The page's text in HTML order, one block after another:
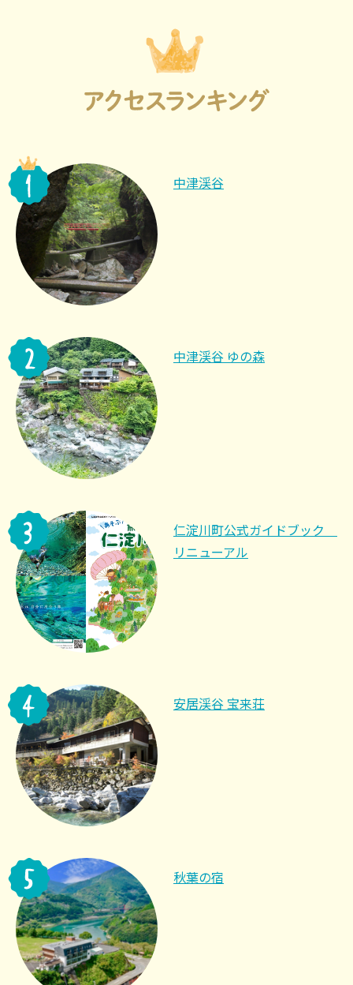
中津渓谷
中津渓谷 ゆの森
仁淀川町公式ガイドブック
リニューアル
安居渓谷 宝来荘
秋葉の宿